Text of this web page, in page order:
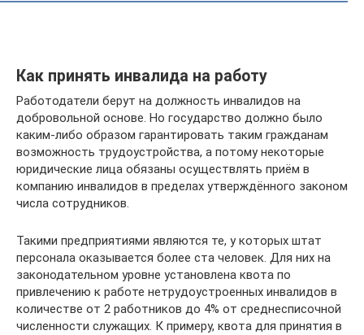
Как принять инвалида на работу
Работодатели берут на должность инвалидов на
добровольной основе. Но государство должно было
каким-либо образом гарантировать таким гражданам
возможность трудоустройства, а потому некоторые
юридические лица обязаны осуществлять приём в
компанию инвалидов в пределах утверждённого законом
числа сотрудников.
Такими предприятиями являются те, у которых штат
персонала оказывается более ста человек. Для них на
законодательном уровне установлена квота по
привлечению к работе нетрудоустроенных инвалидов в
количестве от 2 работников до 4% от среднесписочной
численности служащих. К примеру, квота для принятия в